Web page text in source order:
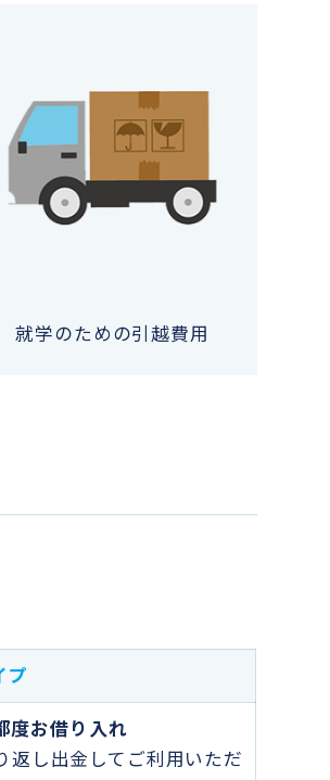
就学のための引越費用
プ
度お借り入れ
し出金してご利用いただ